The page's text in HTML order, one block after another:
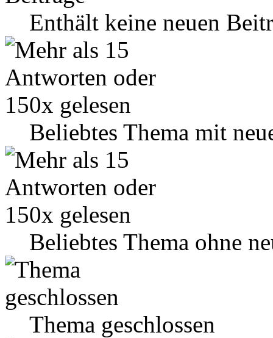
Enthält keine neuen
Beliebtes Thema mit
Beliebtes Thema ohne
Thema geschlossen